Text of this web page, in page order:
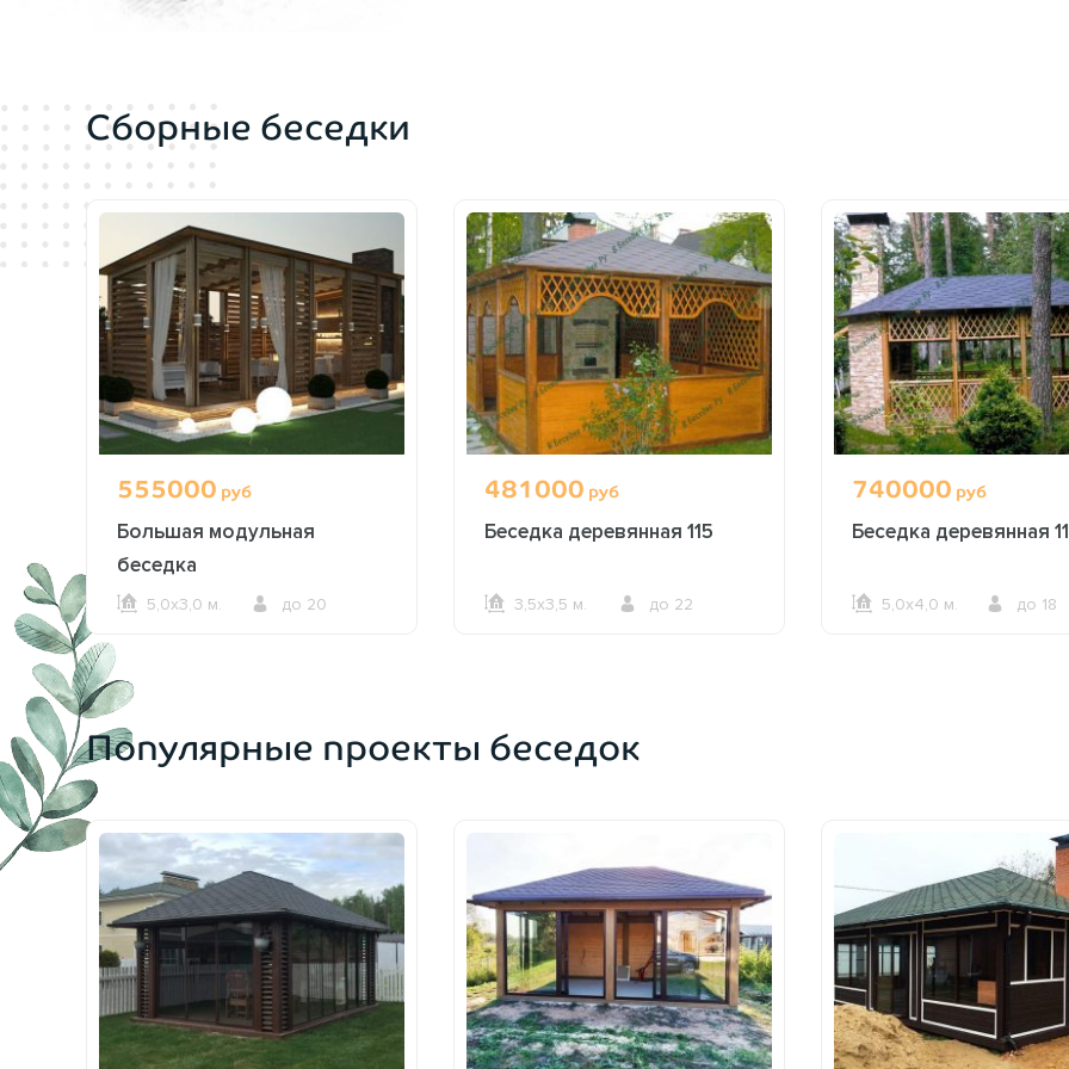
Сборные беседки
555000 руб
Большая модульная
беседка
5,0х3,0 м. до 20
481000 руб
Беседка деревянная 115
3,5х3,5 м. до 22
740000 руб
Беседка деревянная
5,0х4,0 м. до 18
Популярные проекты беседок